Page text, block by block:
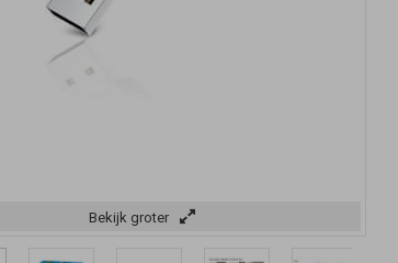
Bekijk groter